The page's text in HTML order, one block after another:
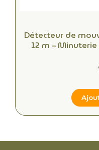
Détecteur de
12 m –